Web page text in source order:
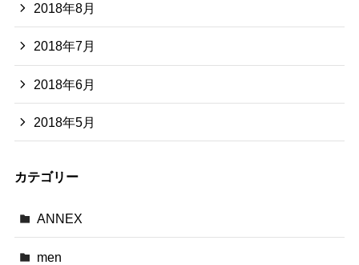
2018年8月
2018年7月
2018年6月
2018年5月
カテゴリー
ANNEX
men